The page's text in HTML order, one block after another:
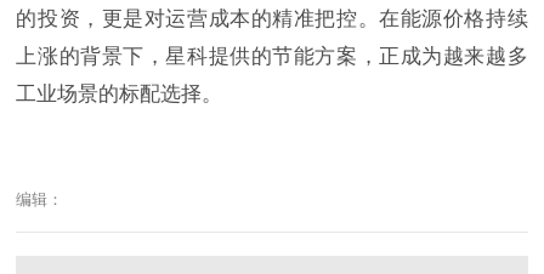
的投资，更是对运营成本的精准把控。在能源价格持续
上涨的背景下，星科提供的节能方案，正成为越来越多
工业场景的标配选择。
编辑：